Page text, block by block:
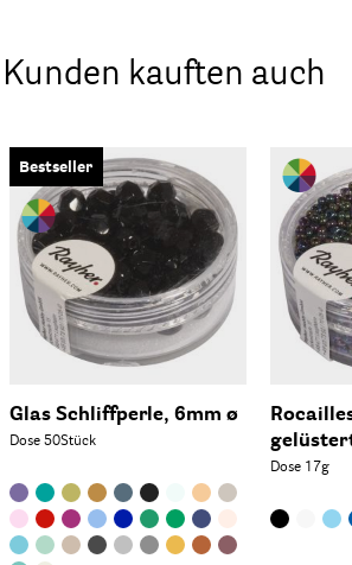
Kunden kauften auch
Bestseller
Glas Schliffperle, 6mm ø
Dose 50Stück
Dose 17g